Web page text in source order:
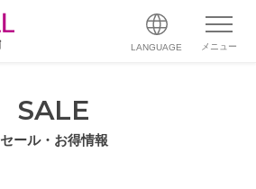
LANGUAGE メニュー
SALE
セール・お得情報